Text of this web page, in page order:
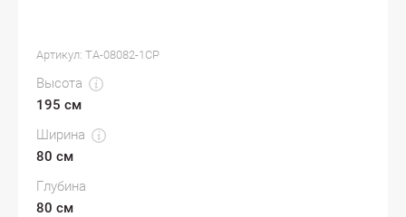
Артикул: TA-08082-1CP
Высота
195 см
Ширина
80 см
Глубина
80 см